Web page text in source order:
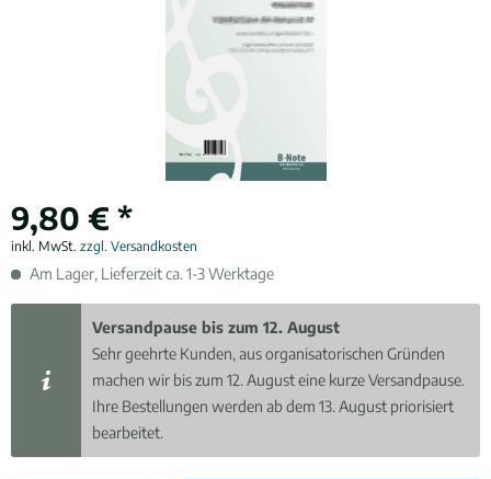
9,80 € *
inkl. MwSt. zzgl. Versandkosten
Am Lager, Lieferzeit ca. 1-3 Werktage
Versandpause bis zum 12. August
Sehr geehrte Kunden, aus organisatorischen Gründen
machen wir bis zum 12. August eine kurze Versandpause.
Ihre Bestellungen werden ab dem 13. August priorisiert
bearbeitet.